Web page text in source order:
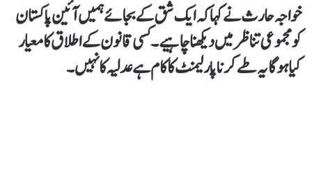
خواجہ حارث نے کہاکہ ایک شق کے بجائے ہمیں آئین پاکستان
کو مجموعی تناظر میں دیکھنا چاہیے۔کسی قانون کے اطلاق کا معیار
کیا ہوگا یہ طےکرنا پارلیمنٹ کا کام ہے عدلیہ کا نہیں۔